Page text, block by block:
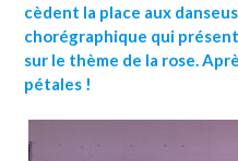
cèdent la place aux
chorégraphique qui
sur le thème de la rose.
pétales !